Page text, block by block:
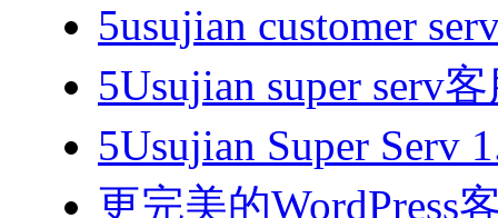
5usujian customer
5Usujian super serv
5Usujian Super Serv
更完美的WordPress